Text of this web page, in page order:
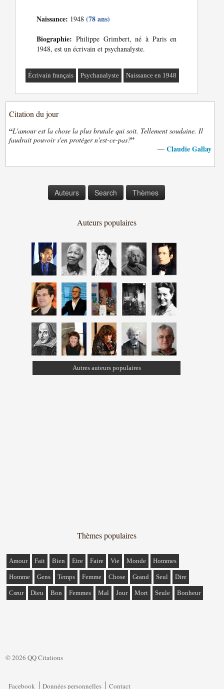
Naissance: 1948(78 ans)
Biographie: Philippe Grimbert, né à Paris en
1948, est un écrivain et psychanalyste.
Écrivain français Psychanalyste Naissance en 1948
Citation du jour
“L'amour est la chose la plus brutale qui soit. Tellement soudaine. Il
faudrait pouvoir s'en protéger n'est-ce-pas?”
— Claudie Gallay
Auteurs Search Thèmes
Auteurs populaires
Autres auteurs populaires
Thèmes populaires
Amour Fait Bien Etre Faire Vie Monde Hommes
Homme Gens Temps Femme Chose Grand Seul Dire
Cœur Dieu Bon Femmes Mal Jour Mort Seule Bonheur
© 2026 QQ Citations
Facebook Données personnelles Contact